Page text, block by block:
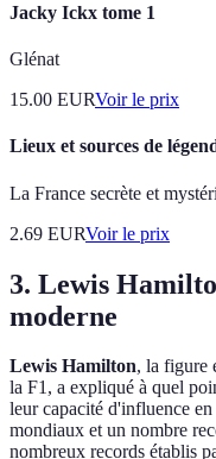
Jacky Ickx tome 1
Glénat
15.00 EURVoir le prix
Lieux et sources de
La France secrète et
2.69 EURVoir le prix
3. Lewis
moderne
Lewis Hamilton, la figure
la F1, a expliqué à quel
leur capacité d'influence
mondiaux et un nombre
nombreux records établis